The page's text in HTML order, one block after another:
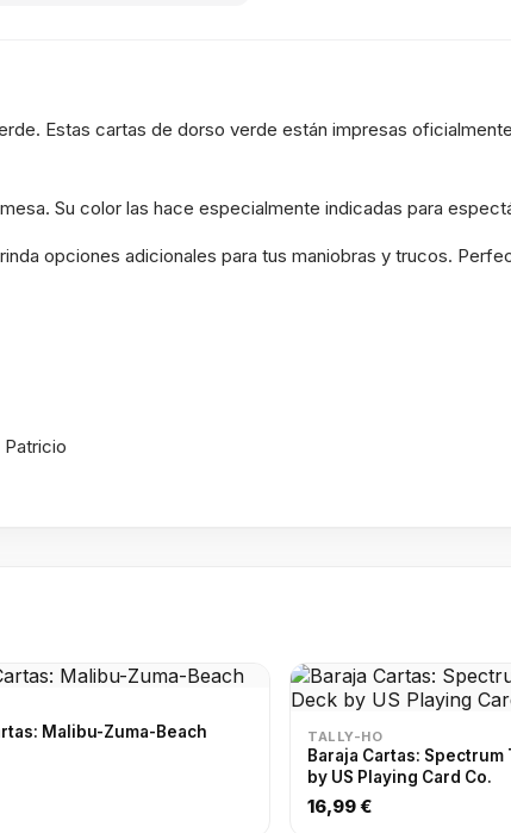
Estas cartas de dorso verde están impresas
Su color las hace especialmente indicadas para
opciones adicionales para tus maniobras y trucos.
Malibu-Zuma-Beach TALLY-HO
Baraja Cartas: Spectrum
by US Playing Card Co.
16,99 €